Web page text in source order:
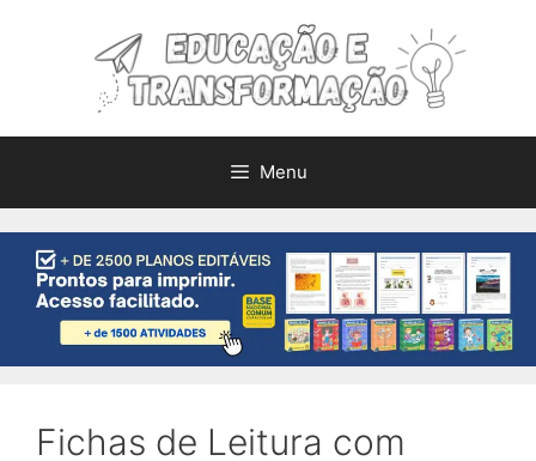
Menu
Fichas de Leitura com